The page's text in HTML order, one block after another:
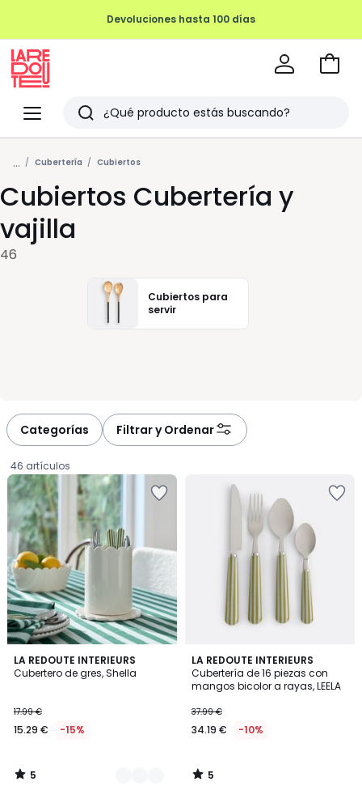
Menu
Redoute
Buscar
Últimos
artículos
vistos
Ir
... Cubertería Cubiertos
Cubiertos Cubertería y
vajilla
46
Cubiertos para
servir
Categorías Filtrar y Ordenar
46 artículos
LA REDOUTE INTERIEURS
Cubertero de gres, Shella
€
en
de
17.99
17.99 €
15.29 € -15%
5
/
2
Colores
5
/
LA REDOUTE INTERIEURS
Cubertería de 16 piezas con
mangos bicolor a rayas, LEELA
37.99 €
34.19 € -10%
5
/
5
5
/